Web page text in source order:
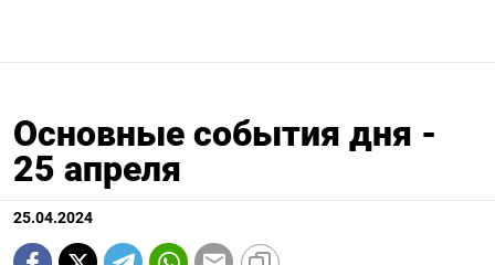
Основные события дня -
25 апреля
25.04.2024